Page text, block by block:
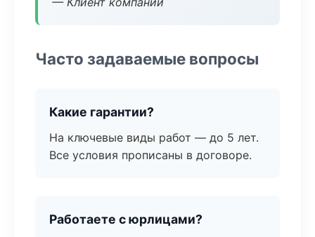
Часто задаваемые вопросы
Какие гарантии?
На ключевые виды работ — до 5 лет.
Все условия прописаны в договоре.
Работаете с юрлицами?